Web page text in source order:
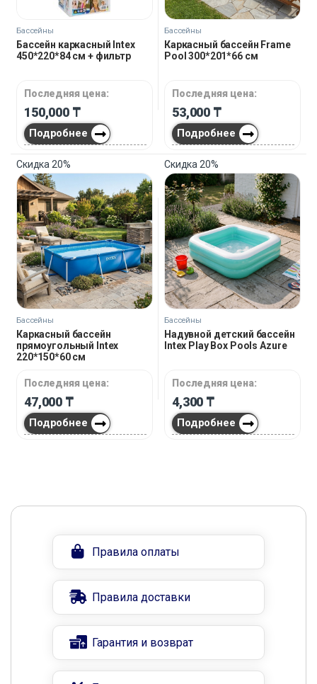
Бассейны
Бассейн каркасный Intex
450*220*84 см + фильтр
Последняя цена:
150,000 ₸
Подробнее
Бассейны
Каркасный бассейн Frame
Pool 300*201*66 см
Последняя цена:
53,000 ₸
Подробнее
Скидка 20%
Бассейны
Каркасный бассейн
прямоугольный Intex
220*150*60 см
Последняя цена:
47,000 ₸
Подробнее
Скидка 20%
Бассейны
Надувной детский бассейн
Intex Play Box Pools Azure
Последняя цена:
4,300 ₸
Подробнее
Правила оплаты
Правила доставки
Гарантия и возврат